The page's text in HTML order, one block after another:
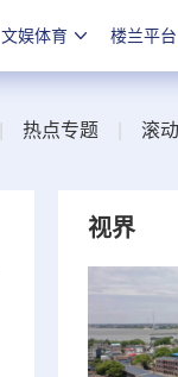
文娱体育 楼兰平台
热点专题 滚动
视界